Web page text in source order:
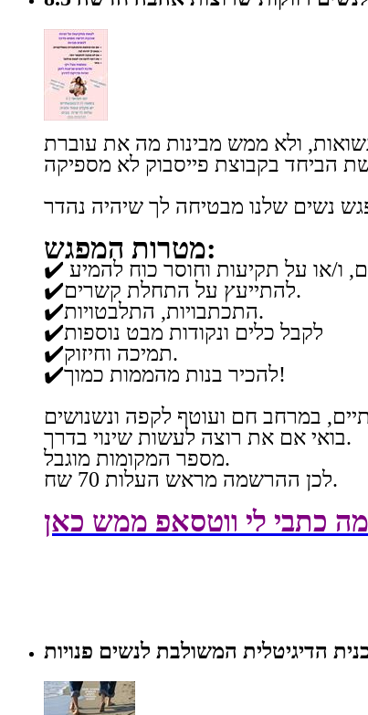
מטרות המפגש:
✔️להתייעץ על התחלת קשרים.
✔️התכתבויות, התלבטויות.
✔️לקבל כלים ונקודות מבט נוספות
✔️תמיכה וחיזוק.
✔️להכיר בנות מהממות כמוך!
בואי אם את רוצה לעשות שינוי בדרך.
מספר המקומות מוגבל.
לכן ההרשמה מראש העלות 70 שח.
כתבי לי ווטסאפ ממש כאן
הדיגיטלית המשולבת לנשים פנויות